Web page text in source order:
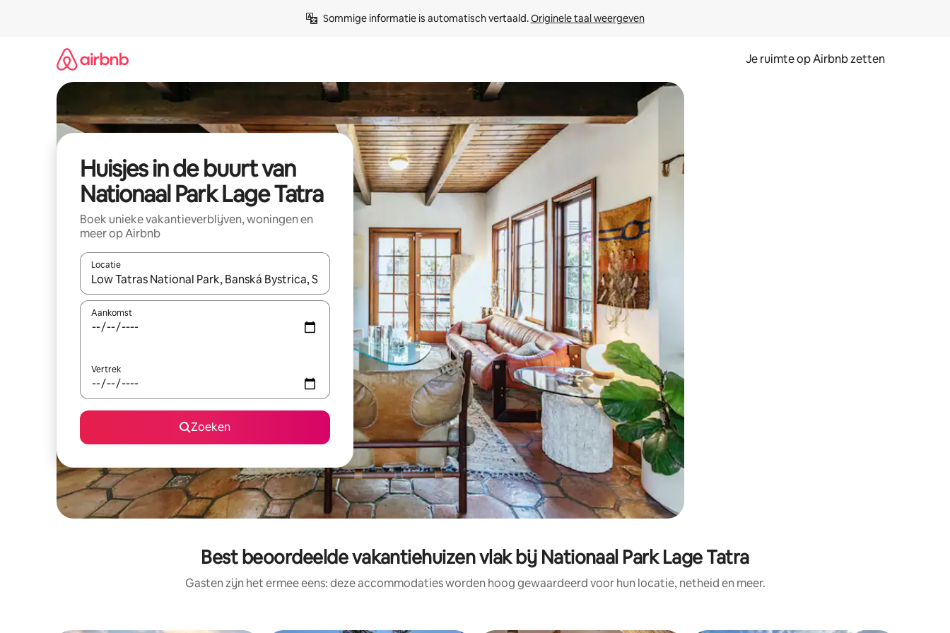
Sommige informatie is automatisch vertaald. Originele taal weergeven
Je ruimte op Airbnb zetten
Huisjes in de buurt van
Nationaal Park Lage Tatra
Boek unieke vakantieverblijven, woningen en
meer op Airbnb
Locatie
Wanneer er suggesties beschikbaar zijn, maak je een keuze met je de pijltjestoetsen omhoog en omlaag, óf door te tikken of swipen.
Aankomst
Vertrek
Zoeken
Best beoordeelde vakantiehuizen vlak bij Nationaal Park Lage Tatra
Gasten zijn het ermee eens: deze accommodaties worden hoog gewaardeerd voor hun locatie, netheid en meer.